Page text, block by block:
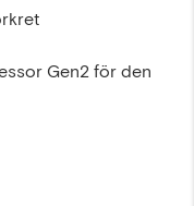
Gen2 för den